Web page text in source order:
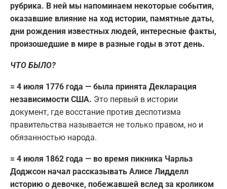
рубрика. В ней мы напоминаем некоторые события,
оказавшие влияние на ход истории, памятные даты,
дни рождения известных людей, интересные факты,
произошедшие в мире в разные годы в этот день.
ЧТО БЫЛО?
= 4 июля 1776 года — была принята Декларация
независимости США. Это первый в истории
документ, где восстание против деспотизма
правительства называется не только правом, но и
обязанностью народа.
= 4 июля 1862 года — во время пикника Чарльз
Доджсон начал рассказывать Алисе Лидделл
историю о девочке, побежавшей вслед за кроликом